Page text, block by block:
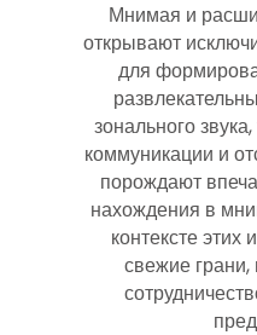
Мнимая и
открывают
для
зонального
коммуникации и
порождают
нахождения в
контексте этих
свежие грани,